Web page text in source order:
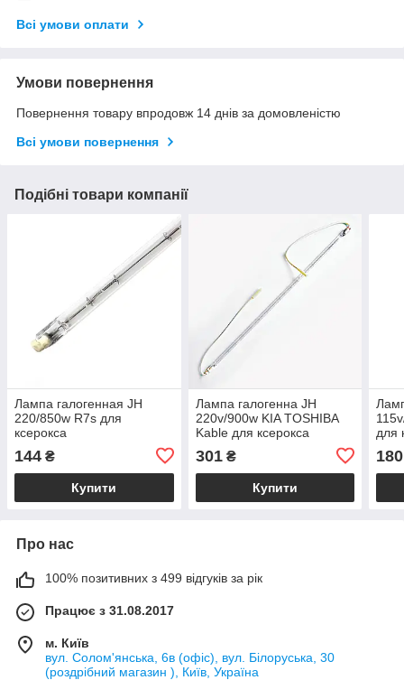
Всі умови оплати
Умови повернення
Повернення товару впродовж 14 днів за домовленістю
Всі умови повернення
Подібні товари компанії
Лампа галогенная JH
220/850w R7s для
ксерокса
144 ₴
Купити
Лампа галогенна JH
220v/900w KIA TOSHIBA
Kable для ксерокса
301₴
Купити
для
180
Про нас
100% позитивних з 499 відгуків за рік
Працює з 31.08.2017
м. Київ
вул. Солом'янська, 6в (офіс), вул. Білоруська, 30
(роздрібний магазин ), Київ, Україна